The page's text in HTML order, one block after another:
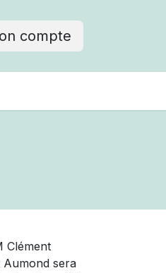
compte
Clément
Aumond sera